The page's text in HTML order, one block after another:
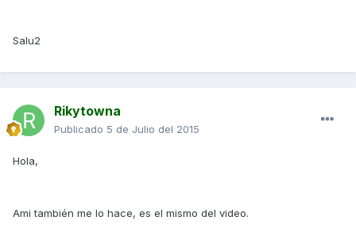
Salu2
Rikytowna
Publicado 5 de Julio del 2015
Hola,
Ami también me lo hace, es el mismo del video.